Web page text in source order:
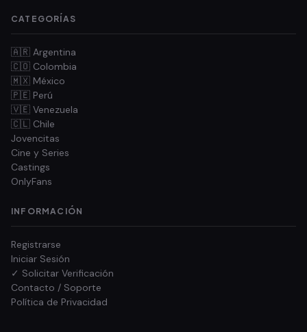
CATEGORÍAS
🇦🇷 Argentina
🇨🇴 Colombia
🇲🇽 México
🇵🇪 Perú
🇻🇪 Venezuela
🇨🇱 Chile
Jovencitas
Cine y Series
Castings
OnlyFans
INFORMACIÓN
Registrarse
Iniciar Sesión
✓ Solicitar Verificación
Contacto / Soporte
Política de Privacidad